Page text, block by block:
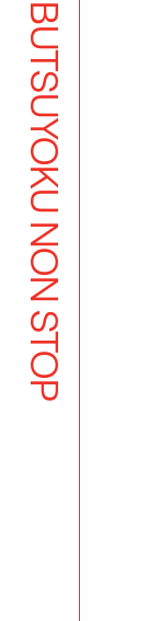
BUTSUYOKU NON STOP